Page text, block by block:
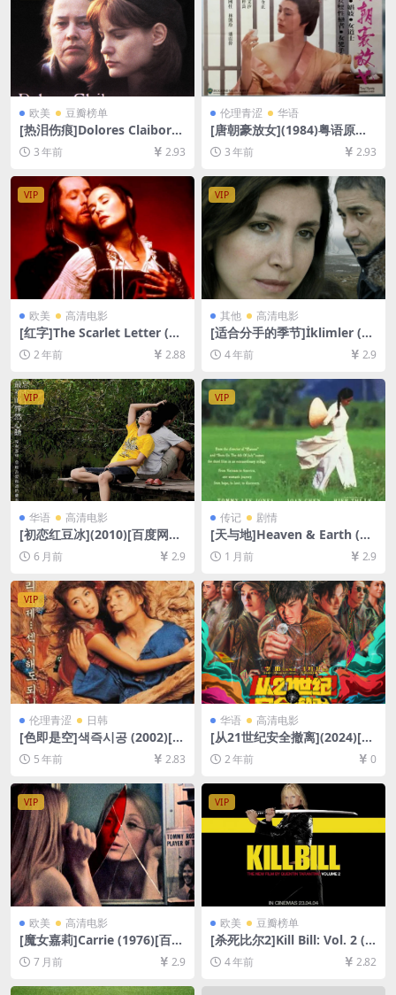
欧美 豆瓣榜单
[热泪伤痕]Dolores Claiborn
e (1995)[百度网盘+夸克网盘1
080P超清未删减资源][网盘在
线播放/下载][MP4/8.5GB][中
英字幕]
3 年前 2.93
伦理青涩 华语
[唐朝豪放女](1984)粤语原声
&国语配音[百度网盘+迅雷云
盘资源1080P超清未删减][MP
4/5.6GB][中文字幕]
3 年前 2.93
VIP
欧美 高清电影
[红字]The Scarlet Letter (19
95)[百度网盘+夸克网盘1080P
超清未删减资源][网盘在线播
幕]
2 年前 2.88
VIP
其他 高清电影
[适合分手的季节]İklimler (20
06)[百度网盘+迅雷云盘资源1
080P超清未删减][MP4/6GB]
4 年前 2.9
VIP
华语 高清电影
[初恋红豆冰](2010)[百度网盘
+夸克网盘1080P超清未删减
资源][网盘在线播放/下载][MP
4/6.6GB][中文字幕]
6 月前 2.9
VIP
传记 剧情
[天与地]Heaven & Earth (19
93)[百度网盘+夸克网盘1080P
超清未删减资源][网盘在线播
放/下载][MP4/9GB][中英字
幕]
1 月前 2.9
VIP
伦理青涩 日韩
[色即是空]색즉시공 (2002)[百
度网盘+迅雷云盘资源1080P
超清][MP4/5.7GB][韩语中字]
【视频文件+防和谐压缩包
（含解压密码）】
5 年前 2.83
华语 高清电影
[从21世纪安全撤离](2024)[百
度网盘+夸克网盘1080P超清
未删减资源][网盘在线播放/下
载][MP4/6.6GB][中文字幕]
2 年前 0
VIP
欧美 高清电影
[魔女嘉莉]Carrie (1976)[百度
网盘+夸克网盘1080P超清未
删减资源][网盘在线播放/下
7 月前 2.9
VIP
欧美 豆瓣榜单
[杀死比尔2]Kill Bill: Vol. 2 (2
004)[百度网盘+迅雷云盘资源
1080P超清未删减][MP4/8.8G
4 年前 2.82